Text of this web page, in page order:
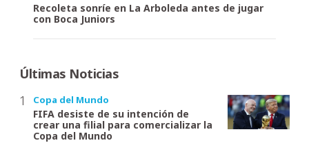
Recoleta sonríe en La Arboleda antes de jugar
con Boca Juniors
Últimas Noticias
Copa del Mundo
FIFA desiste de su intención de
crear una filial para comercializar la
Copa del Mundo